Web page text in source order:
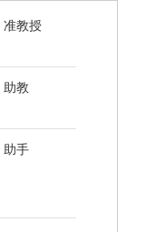
准教授
助教
助手